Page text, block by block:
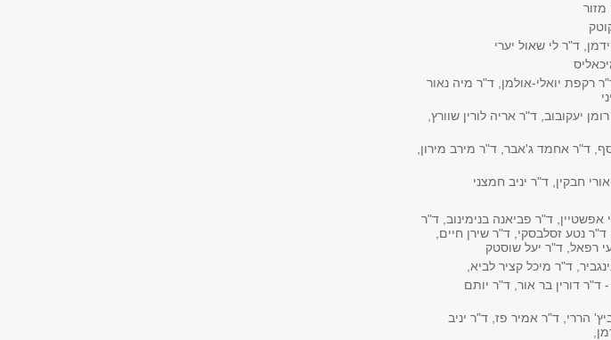
ד"ר לי שאול יערי
רקפת יואלי-אולמן, ד"ר מיה נאור
יעקובוב, ד"ר אריה לורין שוורץ,
ד"ר אחמד ג'אבר, ד"ר מירב מירון,
חבקין, ד"ר יניב חמצני
ד"ר פביאנה בנימינוב, ד"ר
ד"ר נטע זסלבסקי, ד"ר שירן חיים,
רפאל, ד"ר יעל שוסטק
ד"ר מיכל קציר לביא,
ד"ר דורין בר אור, ד"ר יותם
הררי, ד"ר אמיר פז, ד"ר יניב